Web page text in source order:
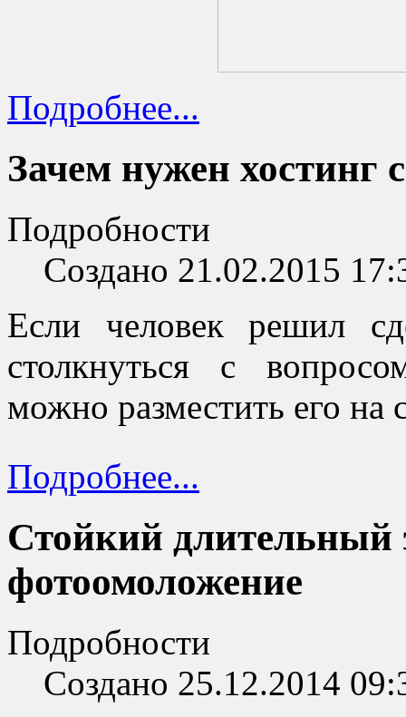
Подробнее...
Зачем нужен хостинг
Подробности
Создано 21.02.2015
Если человек решил
столкнуться с
можно разместить его на
Подробнее...
Стойкий длительный
фотоомоложение
Подробности
Создано 25.12.2014